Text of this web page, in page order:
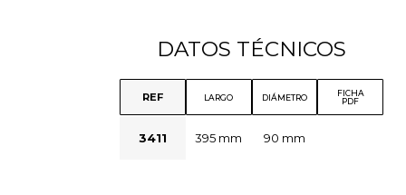
DATOS TÉCNICOS
REF LARGO DIÁMETRO
FICHA
PDF
3411 395 mm 90 mm